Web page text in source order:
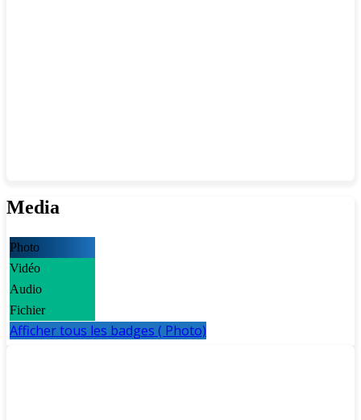
Media
Photo
Vidéo
Audio
Fichier
Afficher tous les badges ( Photo)